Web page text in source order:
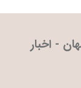
- اخبار